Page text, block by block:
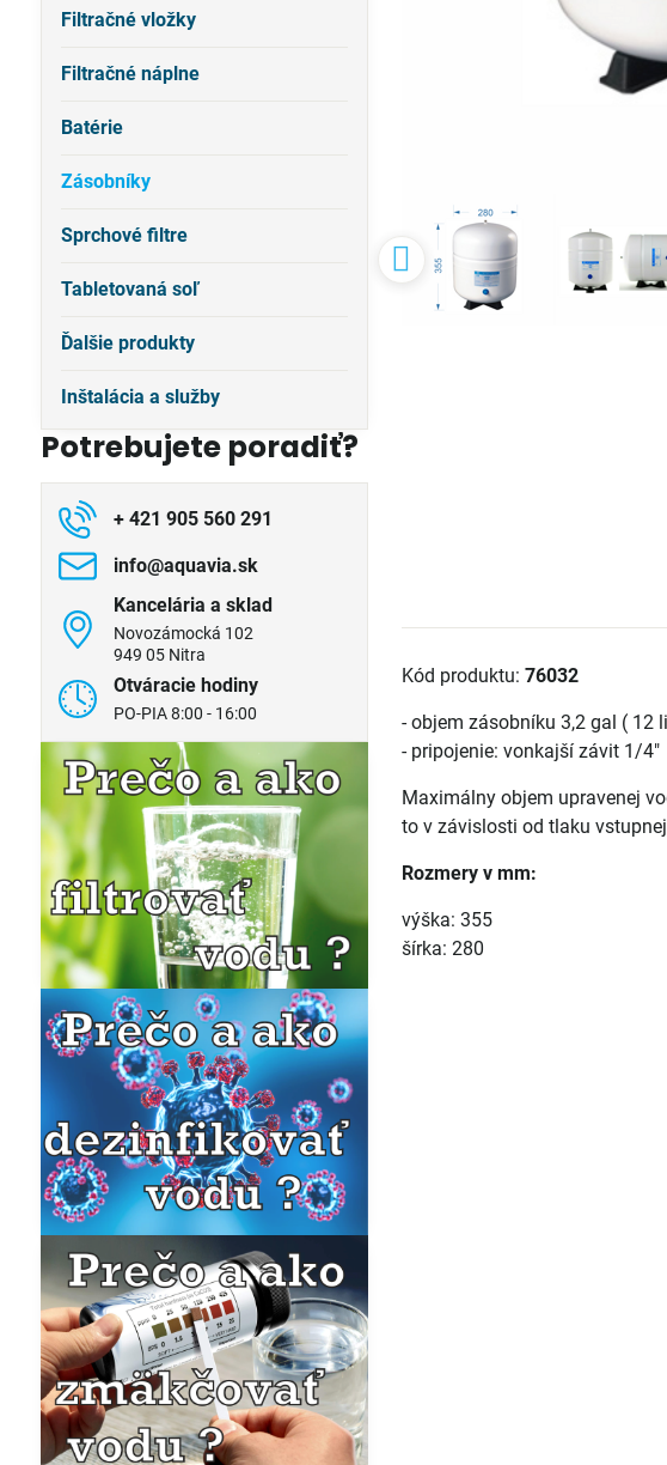
Kód produktu:76032
- objem zásobníku 3,2 gal ( 12
- pripojenie: vonkajší závit 1/4"
Maximálny objem upravenej
to v závislosti od tlaku
Rozmery v mm:
výška: 355
šírka: 280
Filtračné vložky
Filtračné náplne
Batérie
Zásobníky
Sprchové filtre
Tabletovaná soľ
Ďalšie produkty
Inštalácia a služby
Potrebujete poradiť?
+ 421 905 560 291
info​@aquavia​.sk
Kancelária a sklad
Novozámocká 102
949 05 Nitra
Otváracie hodiny
PO-PIA 8:00 - 16:00